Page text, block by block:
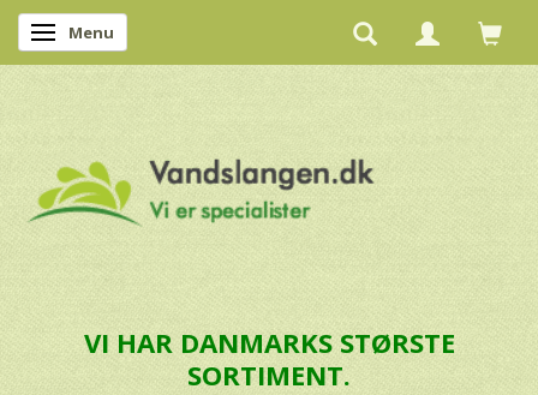
Skifte navigation
Menu
VI HAR DANMARKS STØRSTE
SORTIMENT.